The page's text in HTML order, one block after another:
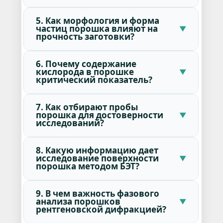
5. Как морфология и форма
частиц порошка влияют на
прочность заготовки?
6. Почему содержание
кислорода в порошке
критический показатель?
7. Как отбирают пробы
порошка для достоверности
исследований?
8. Какую информацию дает
исследование поверхности
порошка методом БЭТ?
9. В чем важность фазового
анализа порошков
рентгеновской дифракцией?